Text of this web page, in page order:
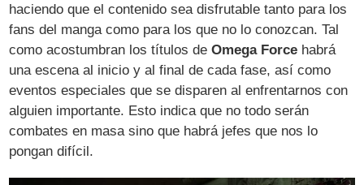
haciendo que el contenido sea disfrutable tanto para los
fans del manga como para los que no lo conozcan. Tal
como acostumbran los títulos deOmega Force habrá
una escena al inicio y al final de cada fase, así como
eventos especiales que se disparen al enfrentarnos con
alguien importante. Esto indica que no todo serán
combates en masa sino que habrá jefes que nos lo
pongan difícil.